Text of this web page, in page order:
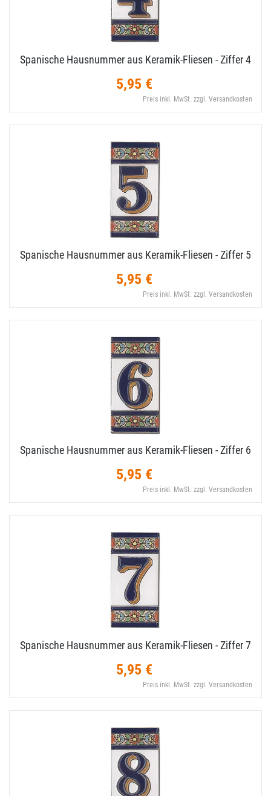
Spanische Hausnummer aus Keramik-​Fliesen - Ziffer 4
5,95 €
Preis inkl. MwSt. zzgl. Versandkosten
Spanische Hausnummer aus Keramik-​Fliesen - Ziffer 5
5,95 €
Preis inkl. MwSt. zzgl. Versandkosten
Spanische Hausnummer aus Keramik-​Fliesen - Ziffer 6
5,95 €
Preis inkl. MwSt. zzgl. Versandkosten
Spanische Hausnummer aus Keramik-​Fliesen - Ziffer 7
5,95 €
Preis inkl. MwSt. zzgl. Versandkosten